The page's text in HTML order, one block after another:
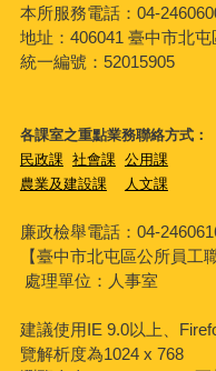
本所服務電話：04-
地址：406041 臺中市北
統一編號：52015905
各課室之重點業務聯絡方式：
民政課 社會課 公用課
農業及建設課
人文課
廉政檢舉電話：04-
【臺中市北屯區公所員工
處理單位：人事室
建議使用IE 9.0以上、
覽解析度為1024 x 768